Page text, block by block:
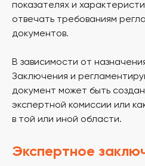
показателях и
отвечать требованиям
документов.
В зависимости от
Заключения и
документ может быть
экспертной комиссии или
в той или иной области.
Экспертное